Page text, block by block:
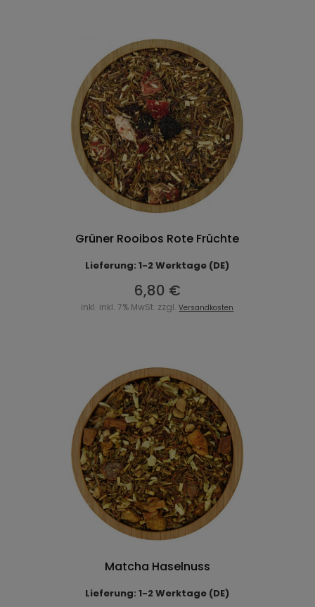
Grüner Rooibos Rote Früchte
Lieferung: 1-2 Werktage (DE)
6,80 €
inkl. inkl. 7% MwSt. zzgl.Versandkosten
Matcha Haselnuss
Lieferung: 1-2 Werktage (DE)